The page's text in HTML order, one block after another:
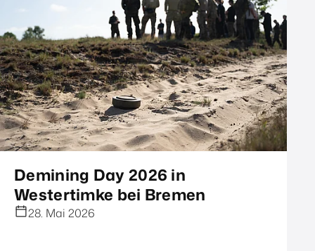
Demining Day 2026 in
Westertimke bei Bremen
28. Mai 2026